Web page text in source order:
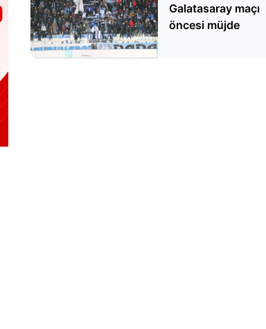
Galatasaray maçı
öncesi müjde